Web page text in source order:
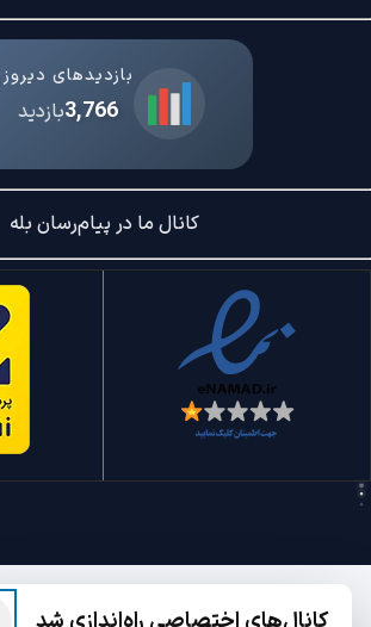
بازدیدهای دیروز
3,766بازدید
کانال ما در پیام‌رسان بله